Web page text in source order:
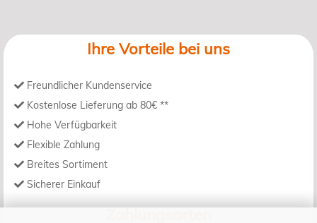
Ihre Vorteile bei uns
Freundlicher Kundenservice
Kostenlose Lieferung ab 80€ **
Hohe Verfügbarkeit
Flexible Zahlung
Breites Sortiment
Sicherer Einkauf